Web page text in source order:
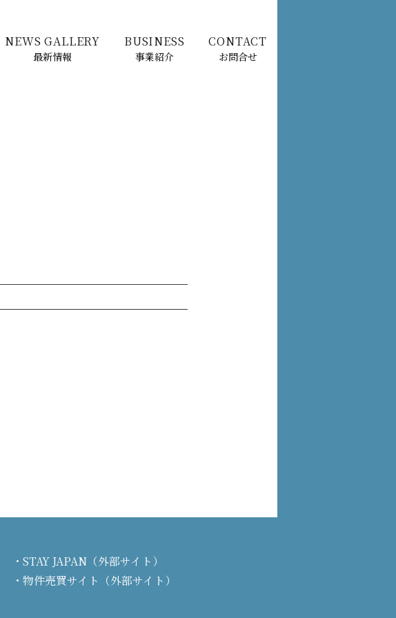
NEWS GALLERY
最新情報
BUSINESS
事業紹介
CONTACT
お問合せ
STAY JAPAN（外部サイト）
物件売買サイト（外部サイト）